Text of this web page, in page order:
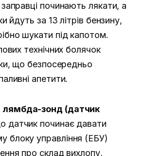
починають лякати, а
йдуть за 13 літрів бензину,
шукати під капотом.
технічних болячок
що безпосередньо
апетити.
лямбда-зонд (датчик
датчик починає давати
блоку управління (ЕБУ)
про склад вихлопу,